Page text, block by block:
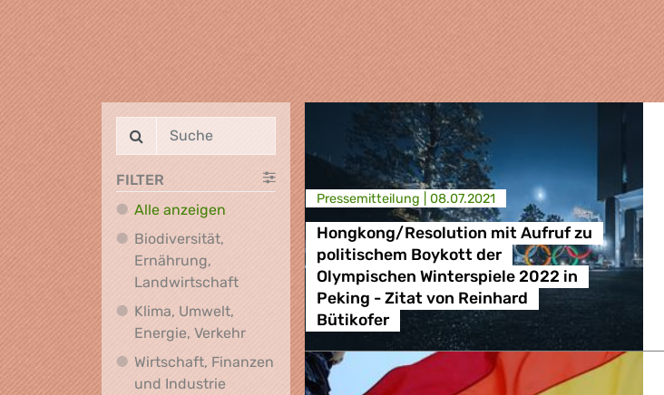
FILTER
Alle anzeigen
Biodiversität,
Ernährung,
LandwirtschaftBiodiversität, Ernährung, Landwirtschaft
Klima, Umwelt,
Energie, VerkehrKlima, Umwelt, Energie, Verkehr
Wirtschaft, Finanzen
und IndustrieWirtschaft, Finanzen und Industrie
Presse­mitteilung | 08.07.2021
Hongkong/Resolution mit Aufruf zu
politischem Boykott der
Olympischen Winterspiele 2022 in
Peking - Zitat von Reinhard
Bütikofer